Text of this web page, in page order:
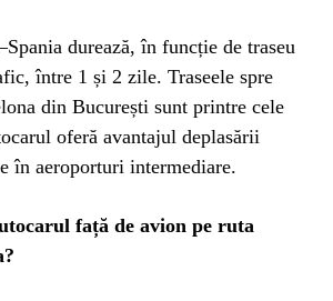
durează, în funcție de traseu
între 1 și 2 zile. Traseele spre
din București sunt printre cele
oferă avantajul deplasării
în aeroporturi intermediare.
față de avion pe ruta